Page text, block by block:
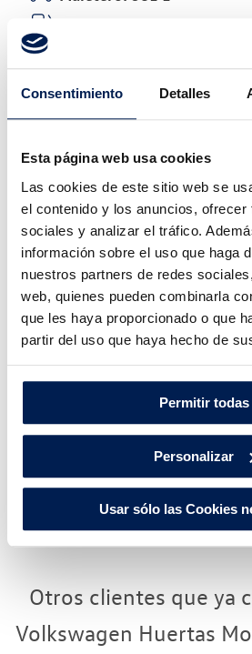
Consentimiento Detalles
Esta página web usa cookies
Las cookies de este sitio web se
el contenido y los anuncios, ofrecer
sociales y analizar el tráfico.
información sobre el uso que haga
nuestros partners de redes
web, quienes pueden combinarla
que les haya proporcionado o que
partir del uso que haya hecho de
Permitir todas
Personalizar
Usar sólo las Cookies
Consumo y
- L/100
CONSUMO
4.3 L/100
MIXTO
Otros clientes que ya
Volkswagen Huertas